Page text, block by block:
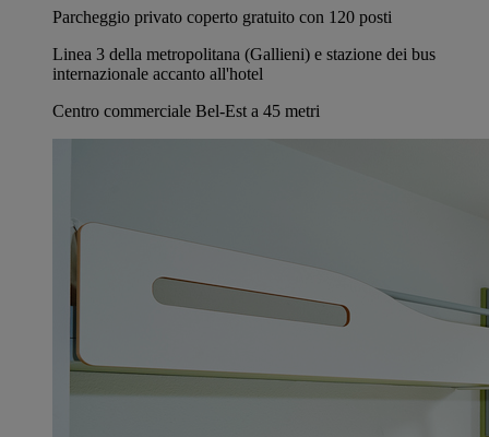
Parcheggio privato coperto gratuito con 120 posti
Linea 3 della metropolitana (Gallieni) e stazione dei bus
internazionale accanto all'hotel
Centro commerciale Bel-Est a 45 metri